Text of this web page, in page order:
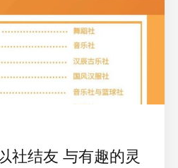
社结友 与有趣的灵